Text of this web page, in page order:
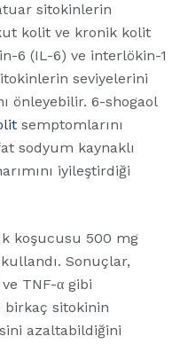
sitokinlerin
kolit ve kronik kolit
6 (IL-6) ve interlökin-1
seviyelerini
önleyebilir. 6-shogaol
semptomlarını
sodyum kaynaklı
iyileştirdiği
koşucusu 500 mg
Sonuçlar,
TNF-α gibi
birkaç sitokinin
azaltabildiğini